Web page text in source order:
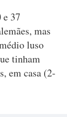
37
mas
luso
tinham
em casa (2-